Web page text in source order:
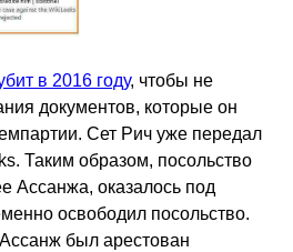
в 2016 году, чтобы не
документов, которые он
Сет Рич уже передал
Таким образом, посольство
Ассанжа, оказалось под
освободил посольство.
был арестован